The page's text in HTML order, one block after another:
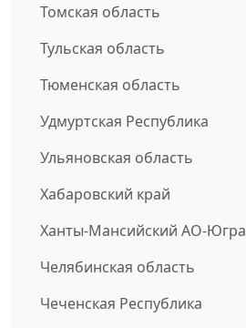
Томская область
Тульская область
Тюменская область
Удмуртская Республика
Ульяновская область
Хабаровский край
Ханты-Мансийский АО-Югра
Челябинская область
Чеченская Республика